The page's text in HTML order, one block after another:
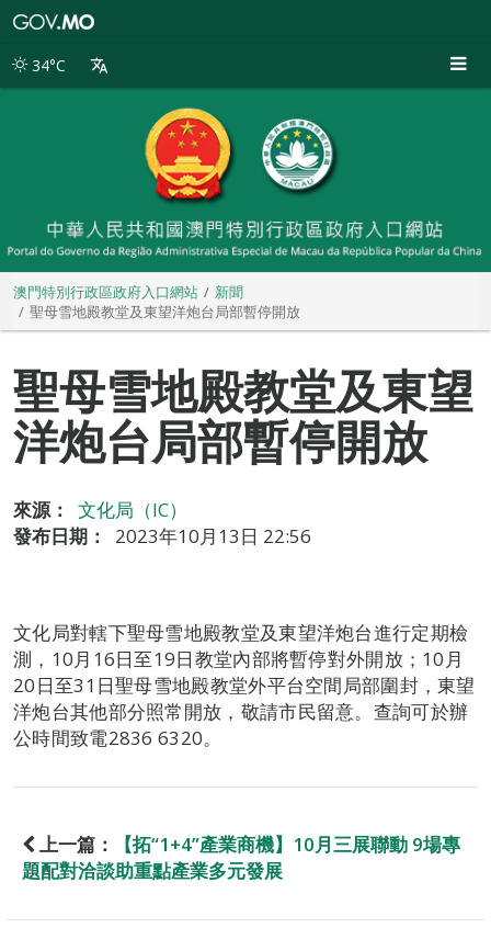
別
34°C
澳門特別行政區政府入口網站
新聞
聖母雪地殿教堂及東望洋炮台局部暫停開放
聖母雪地殿教堂及東望
洋炮台局部暫停開放
來源：
文化局（IC）
發布日期：
2023年10月13日 22:56
文化局對轄下聖母雪地殿教堂及東望洋炮台進行定期檢
測，10月16日至19日教堂內部將暫停對外開放；10月
20日至31日聖母雪地殿教堂外平台空間局部圍封，東望
洋炮台其他部分照常開放，敬請市民留意。查詢可於辦
公時間致電2836 6320。
上一篇：
【拓“1+4”產業商機】10月三展聯動 9場專
題配對洽談助重點產業多元發展